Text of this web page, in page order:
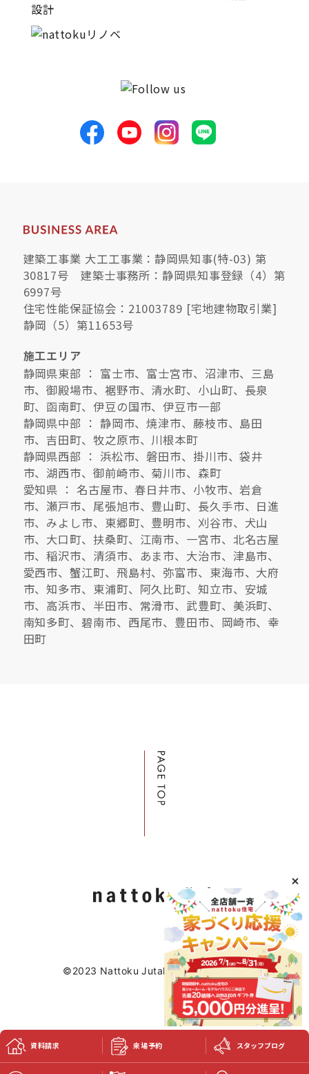
建築工事業 大工工事業：静岡県知事(特-03) 第
30817号 建築士事務所：静岡県知事登録（4）第
6997号
住宅性能保証協会：21003789 [宅地建物取引業]
静岡（5）第11653号
施工エリア
静岡県東部 ： 富士市、富士宮市、沼津市、三島
市、御殿場市、裾野市、清水町、小山町、長泉
町、函南町、伊豆の国市、伊豆市一部
静岡県中部 ： 静岡市、焼津市、藤枝市、島田
市、吉田町、牧之原市、川根本町
静岡県西部 ： 浜松市、磐田市、掛川市、袋井
市、湖西市、御前崎市、菊川市、森町
愛知県 ： 名古屋市、春日井市、小牧市、岩倉
市、瀬戸市、尾張旭市、豊山町、長久手市、日進
市、みよし市、東郷町、豊明市、刈谷市、犬山
市、大口町、扶桑町、江南市、一宮市、北名古屋
市、稲沢市、清須市、あま市、大治市、津島市、
愛西市、蟹江町、飛島村、弥富市、東海市、大府
市、知多市、東浦町、阿久比町、知立市、安城
市、高浜市、半田市、常滑市、武豊町、美浜町、
南知多町、碧南市、西尾市、豊田市、岡崎市、幸
田町
©2023 Nattoku Jutaku Kobo Co., Ltd.
資料請求 来場予約 スタッフブログ